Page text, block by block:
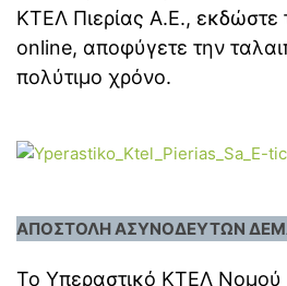
ΚΤΕΛ Πιερίας Α.Ε., εκδώστε
online, αποφύγετε την
πολύτιμο χρόνο.
ΑΠΟΣΤΟΛΗ ΑΣΥΝΟΔΕΥΤΩΝ
​Το Υπεραστικό ΚΤΕΛ Νομού